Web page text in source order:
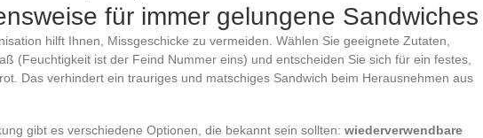
für immer gelungene Sandwiches
hilft Ihnen, Missgeschicke zu vermeiden. Wählen Sie geeignete Zutaten,
(Feuchtigkeit ist der Feind Nummer eins) und entscheiden Sie sich für ein festes,
Das verhindert ein trauriges und matschiges Sandwich beim Herausnehmen aus
gibt es verschiedene Optionen, die bekannt sein sollten: wiederverwendbare